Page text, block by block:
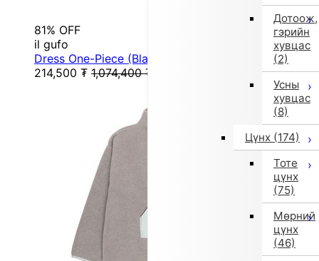
Дотоож,
гэрийн
хувцас
(2)
Усны
хувцас
(8)
Цүнх (174)
Тоте
цүнх
(75)
Мөрний
цүнх
(46)
81% OFF
il gufo
Dress One-Piece (Black)
214,500 ₮ 1,074,400 ₮